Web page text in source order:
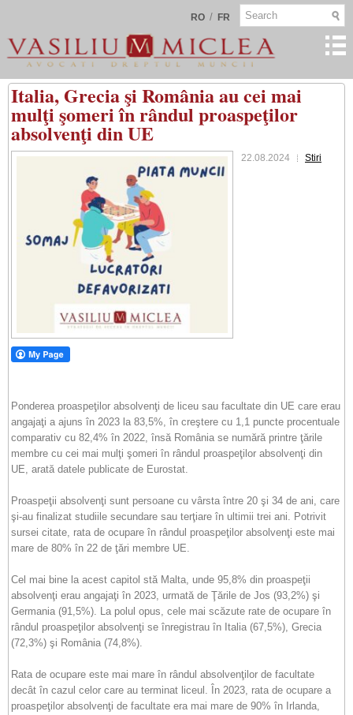
RO / FR
Italia, Grecia şi România au cei mai
mulţi şomeri în rândul proaspeţilor
absolvenţi din UE
22.08.2024 Stiri
Ponderea proaspeţilor absolvenţi de liceu sau facultate din UE care erau
angajaţi a ajuns în 2023 la 83,5%, în creştere cu 1,1 puncte procentuale
comparativ cu 82,4% în 2022, însă România se numără printre ţările
membre cu cei mai mulţi şomeri în rândul proaspeţilor absolvenţi din
UE, arată datele publicate de Eurostat.
Proaspeţii absolvenţi sunt persoane cu vârsta între 20 şi 34 de ani, care
şi-au finalizat studiile secundare sau terţiare în ultimii trei ani. Potrivit
sursei citate, rata de ocupare în rândul proaspeţilor absolvenţi este mai
mare de 80% în 22 de ţări membre UE.
Cel mai bine la acest capitol stă Malta, unde 95,8% din proaspeţii
absolvenţi erau angajaţi în 2023, urmată de Ţările de Jos (93,2%) şi
Germania (91,5%). La polul opus, cele mai scăzute rate de ocupare în
rândul proaspeţilor absolvenţi se înregistrau în Italia (67,5%), Grecia
(72,3%) şi România (74,8%).
Rata de ocupare este mai mare în rândul absolvenţilor de facultate
decât în cazul celor care au terminat liceul. În 2023, rata de ocupare a
proaspeţilor absolvenţi de facultate era mai mare de 90% în Irlanda,